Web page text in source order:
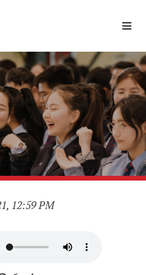
12:59 PM